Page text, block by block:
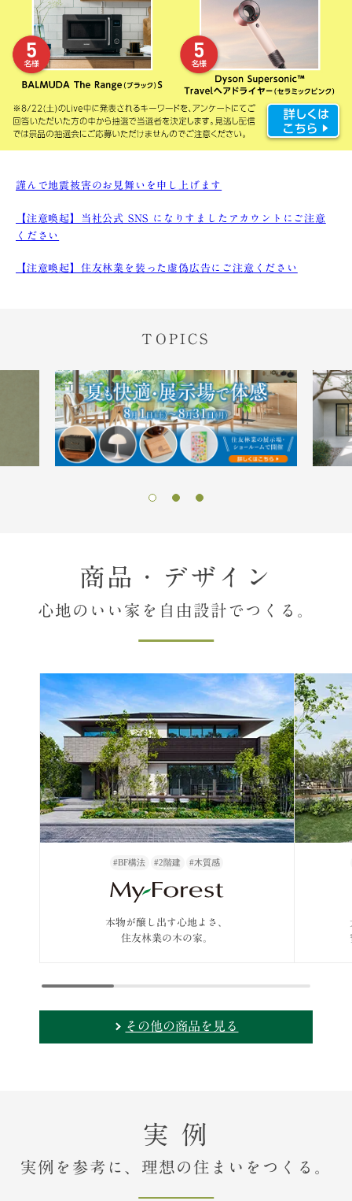
謹んで地震被害のお見舞いを申し上げます
【注意喚起】当社公式 SNS になりすましたアカウントにご注意
ください
【注意喚起】住友林業を装った虚偽広告にご注意ください
TOPICS
商品・デザイン
心地のいい家を自由設計でつくる。
#BF構法 #2階建 #木質感
本物が醸し出す心地よさ、
住友林業の木の家。
その他の商品を見る
実 例
実例を参考に、理想の住まいをつくる。